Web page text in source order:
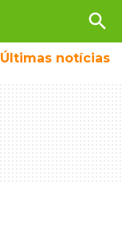
search
Últimas notícias